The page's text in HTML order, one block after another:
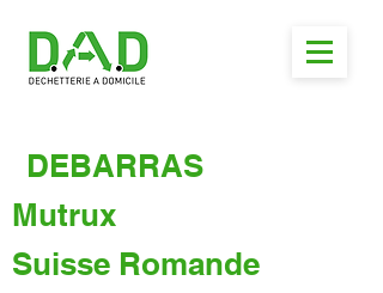
DEBARRAS
Mutrux
Suisse Romande